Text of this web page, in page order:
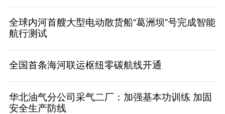
全球内河首艘大型电动散货船“葛洲坝”号完成智能
航行测试
全国首条海河联运枢纽零碳航线开通
华北油气分公司采气二厂：加强基本功训练 加固
安全生产防线